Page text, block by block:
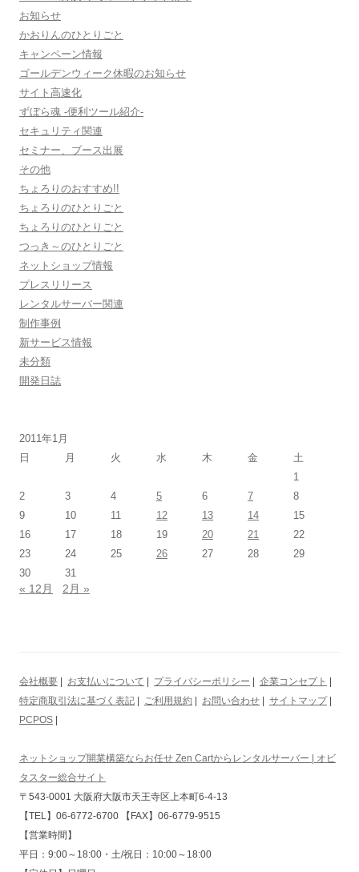
お知らせ
かおりんのひとりごと
キャンペーン情報
ゴールデンウィーク休暇のお知らせ
サイト高速化
ずぼら魂 -便利ツール紹介-
セキュリティ関連
セミナー、ブース出展
その他
ちょろりのおすすめ!!
ちょろりのひとりごと
ちょろりのひとりごと
つっき～のひとりごと
ネットショップ情報
プレスリリース
レンタルサーバー関連
制作事例
新サービス情報
未分類
開発日誌
2011年1月
日
月 火 水 木 金
土
1
2
3 4 5 6 7
8
9
10 11 12 13 14
15
16
17 18 19 20 21
22
23
24 25 26 27 28
29
30
31
« 12月 2月 »
会社概要 お支払いについて プライバシーポリシー 企業コンセプト
特定商取引法に基づく表記
ご利用規約 お問い合わせ サイトマップ|
PCPOS
ネットショップ開業構築ならお任せ Zen Cartからレンタルサーバー | オビ
タスター総合サイト
〒543-0001 大阪府大阪市天王寺区上本町6-4-13
【TEL】06-6772-6700 【FAX】06-6779-9515
【営業時間】
平日：9:00～18:00・土/祝日：10:00～18:00